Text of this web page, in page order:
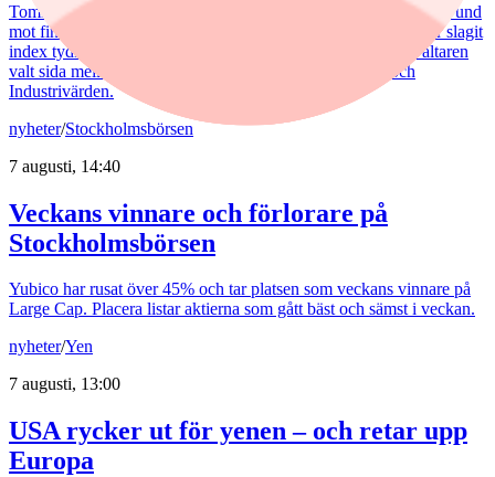
Tommi Saukkoriipi har styrt nästan halva SEB Swedish Value Fund
mot finanssektorn. Det har varit ett vinnande drag. Fonden har slagit
index tydligt både i år och på längre sikt. Samtidigt har förvaltaren
valt sida mellan börsens två stora maktbolag - Investor och
Industrivärden.
nyheter/Stockholmsbörsen
7 augusti, 14:40
Veckans vinnare och förlorare på
Stockholmsbörsen
Yubico har rusat över 45% och tar platsen som veckans vinnare på
Large Cap. Placera listar aktierna som gått bäst och sämst i veckan.
nyheter/Yen
7 augusti, 13:00
USA rycker ut för yenen – och retar upp
Europa